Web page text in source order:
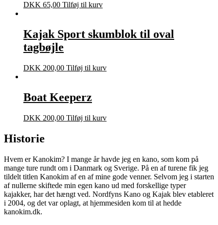
DKK 65,00 Tilføj til kurv
Kajak Sport skumblok til oval
tagbøjle
DKK 200,00 Tilføj til kurv
Boat Keeperz
DKK 200,00 Tilføj til kurv
Historie
Hvem er Kanokim? I mange år havde jeg en kano, som kom på
mange ture rundt om i Danmark og Sverige. På en af turene fik jeg
tildelt titlen Kanokim af en af mine gode venner. Selvom jeg i starten
af nullerne skiftede min egen kano ud med forskellige typer
kajakker, har det hængt ved. Nordfyns Kano og Kajak blev etableret
i 2004, og det var oplagt, at hjemmesiden kom til at hedde
kanokim.dk.